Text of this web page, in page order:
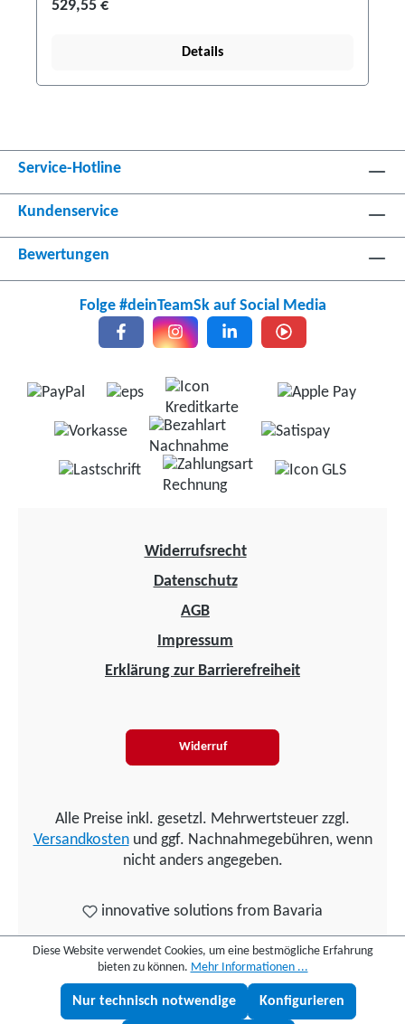
529,55 €
Details
Service-Hotline
Kundenservice
Bewertungen
Folge #deinTeamSk auf Social Media
Widerrufsrecht
Datenschutz
AGB
Impressum
Erklärung zur Barrierefreiheit
Widerruf
Alle Preise inkl. gesetzl. Mehrwertsteuer zzgl.
Versandkostenund ggf. Nachnahmegebühren, wenn
nicht anders angegeben.
innovative solutions from Bavaria
Diese Website verwendet Cookies, um eine bestmögliche Erfahrung
bieten zu können. Mehr Informationen ...
Nur technisch notwendige Konfigurieren
Lukas fragen